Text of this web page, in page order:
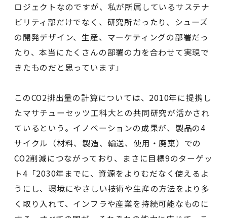
ロジェクトなのですが、私が所属しているサステナ
ビリティ部だけでなく、研究所だったり、シューズ
の開発デザイン、生産、マーケティングの部署だっ
たり、本当にたくさんの部署の力を合わせて実現で
きたものだと思っています」
このCO2排出量の計算については、2010年に提携し
たマサチューセッツ工科大との共同研究が活かされ
ているという。イノベーションの成果が、製品の4
サイクル（材料、製造、輸送、使用・廃棄）での
CO2削減につながっており、まさに目標9のターゲッ
ト4「2030年までに、資源をよりむだなく使えるよ
うにし、環境にやさしい技術や生産の方法をより多
く取り入れて、インフラや産業を持続可能なものに